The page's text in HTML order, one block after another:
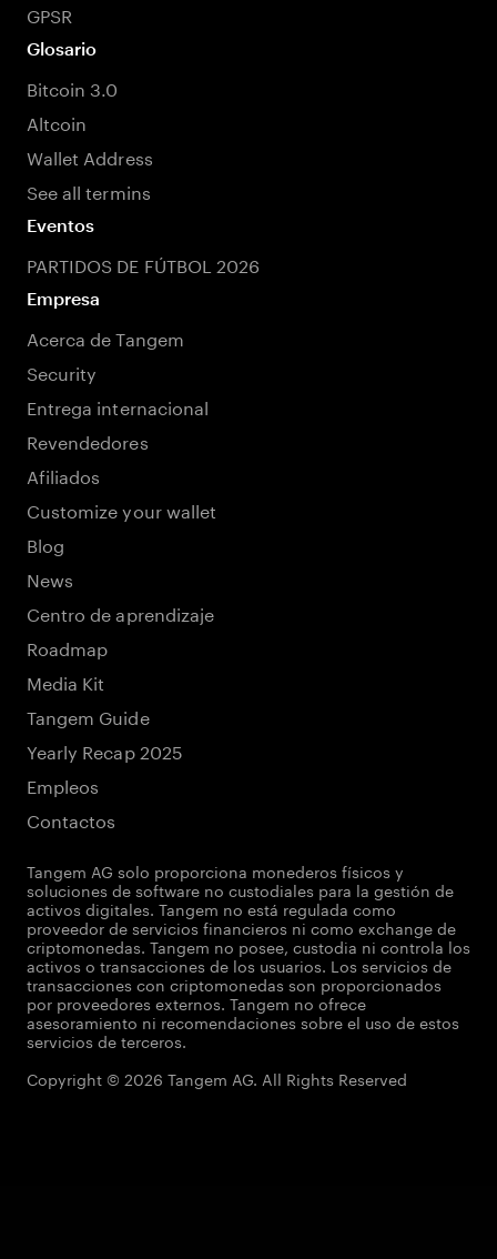
GPSR
Glosario
Bitcoin 3.0
Altcoin
Wallet Address
See all termins
Eventos
PARTIDOS DE FÚTBOL 2026
Empresa
Acerca de Tangem
Security
Entrega internacional
Revendedores
Afiliados
Customize your wallet
Blog
News
Centro de aprendizaje
Roadmap
Media Kit
Tangem Guide
Yearly Recap 2025
Empleos
Contactos
Tangem AG solo proporciona monederos físicos y
soluciones de software no custodiales para la gestión de
activos digitales. Tangem no está regulada como
proveedor de servicios financieros ni como exchange de
criptomonedas. Tangem no posee, custodia ni controla los
activos o transacciones de los usuarios. Los servicios de
transacciones con criptomonedas son proporcionados
por proveedores externos. Tangem no ofrece
asesoramiento ni recomendaciones sobre el uso de estos
servicios de terceros.